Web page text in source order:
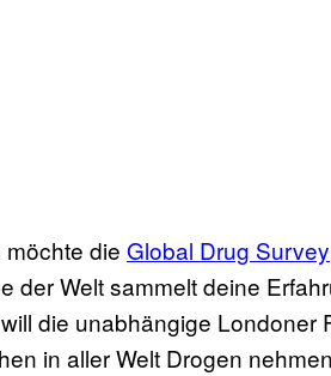
die Global Drug Survey
der Welt sammelt deine
will die unabhängige
in aller Welt Drogen